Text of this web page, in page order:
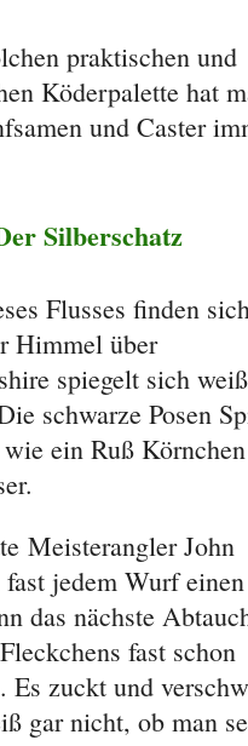
praktischen und
Köderpalette hat
und Caster
Silberschatz
Flusses finden
Himmel über
spiegelt sich
schwarze Posen
ein Ruß Körnchen
Meisterangler John
jedem Wurf
das nächste
fast schon
Es zuckt und
gar nicht, ob man